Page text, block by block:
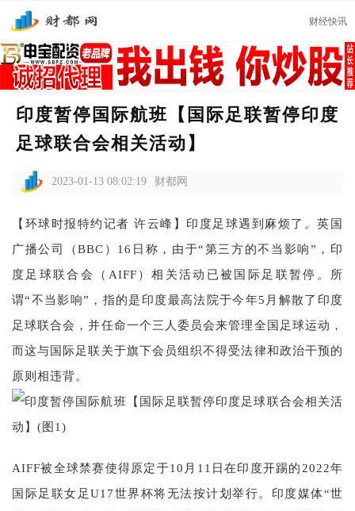
财经快讯
印度暂停国际航班【国际足联暂停印度
足球联合会相关活动】
2023-01-13 08:02:19 财都网
【环球时报特约记者 许云峰】印度足球遇到麻烦了。英国
广播公司（BBC）16日称，由于“第三方的不当影响”，印
度足球联合会（AIFF）相关活动已被国际足联暂停。所
谓“不当影响”，指的是印度最高法院于今年5月解散了印度
足球联合会，并任命一个三人委员会来管理全国足球运动，
而这与国际足联关于旗下会员组织不得受法律和政治干预的
原则相违背。
AIFF被全球禁赛使得原定于10月11日在印度开踢的2022年
国际足联女足U17世界杯将无法按计划举行。印度媒体“世